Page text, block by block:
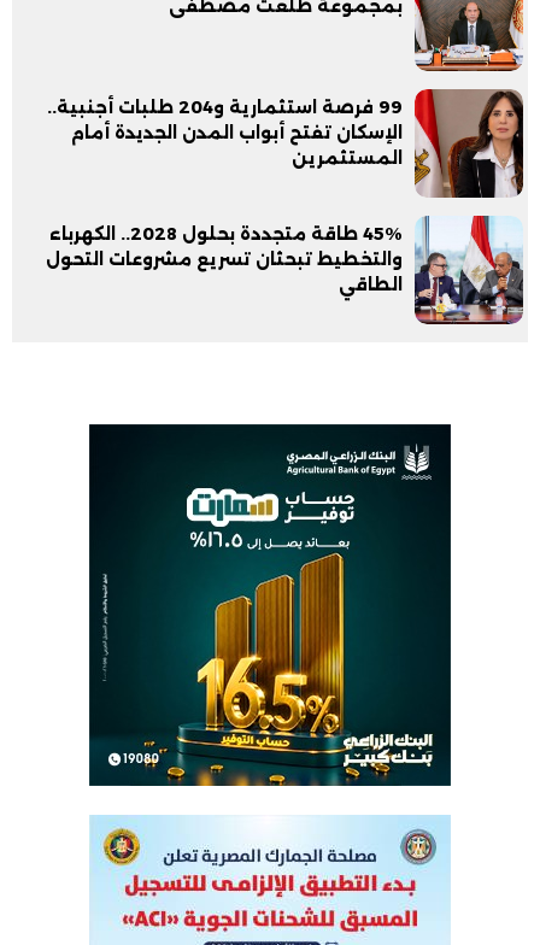
بمجموعة طلعت مصطفى
99 فرصة استثمارية و204 طلبات أجنبية..
الإسكان تفتح أبواب المدن الجديدة أمام
المستثمرين
45% طاقة متجددة بحلول 2028.. الكهرباء
والتخطيط تبحثان تسريع مشروعات التحول
الطاقي